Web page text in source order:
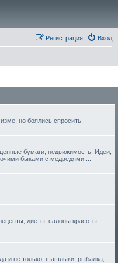
Вход
Регистрация
но боялись спросить.
бумаги, недвижимость. Идеи,
быками с медведями....
диеты, салоны красоты
и не только: шашлыки, рыбалка,